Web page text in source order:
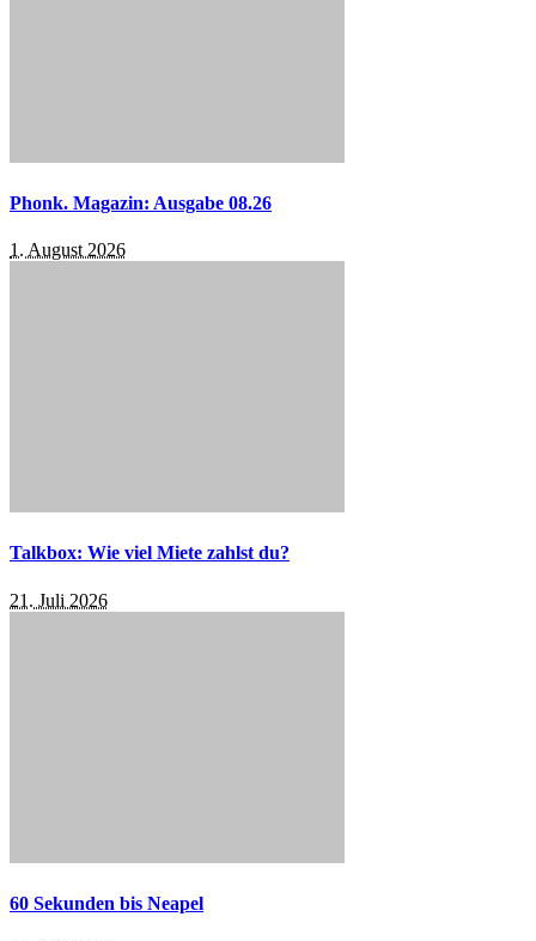
Phonk. Magazin: Ausgabe 08.26
1. August 2026
Talkbox: Wie viel Miete zahlst du?
21. Juli 2026
60 Sekunden bis Neapel